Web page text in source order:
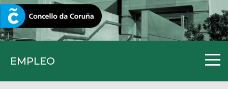
EMPLEO
CORUNA.GAL